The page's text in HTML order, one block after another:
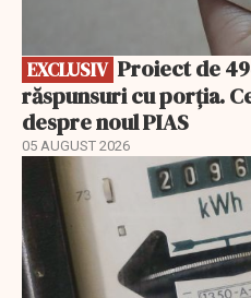
EXCLUSIV
răspunsuri cu porția.
despre noul PIAS
05 AUGUST 2026